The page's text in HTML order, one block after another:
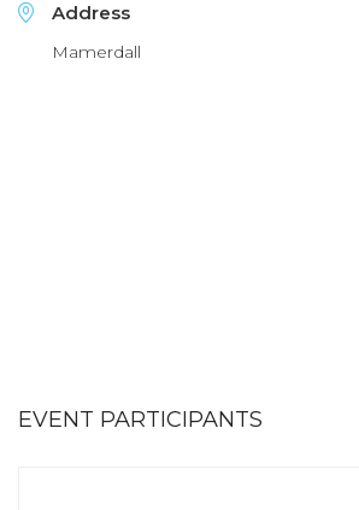
Address
Mamerdall
EVENT PARTICIPANTS